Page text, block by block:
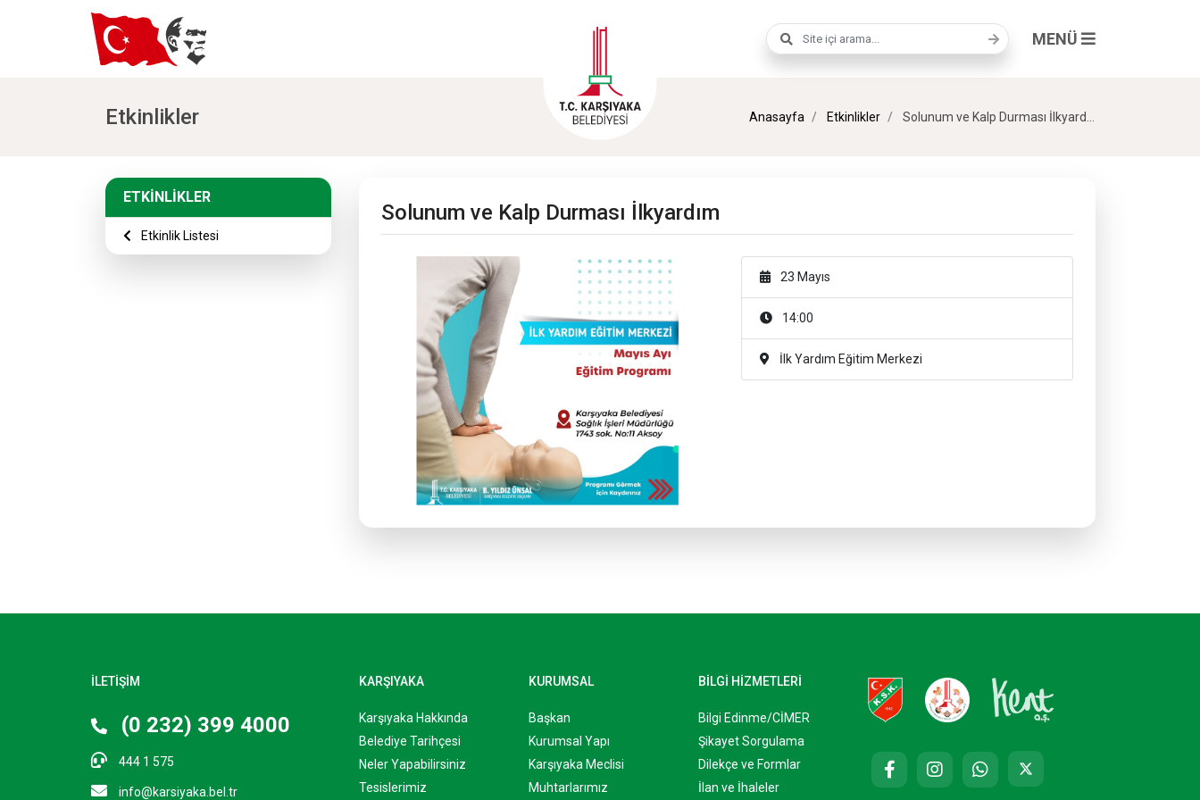
Arama terimi MENÜ
Etkinlikler Anasayfa Etkinlikler Solunum ve Kalp Durması İlkyardım
ETKİNLİKLER
Etkinlik Listesi
Solunum ve Kalp Durması İlkyardım
23 Mayıs
14:00
İlk Yardım Eğitim Merkezi
İLETİŞİM
(0 232) 399 4000
444 1 575
info@karsiyaka.bel.tr
KARŞIYAKA
Karşıyaka Hakkında
Belediye Tarihçesi
Neler Yapabilirsiniz
Tesislerimiz
KURUMSAL
Başkan
Kurumsal Yapı
Karşıyaka Meclisi
Muhtarlarımız
BİLGİ HİZMETLERİ
Bilgi Edinme/CİMER
Şikayet Sorgulama
Dilekçe ve Formlar
İlan ve İhaleler